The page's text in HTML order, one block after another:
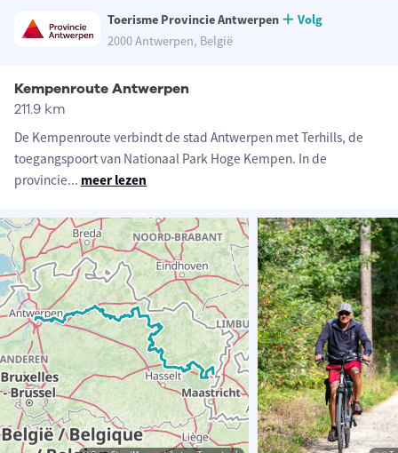
Toerisme Provincie Antwerpen
Volg
2000 Antwerpen, België
Kempenroute Antwerpen
211.9 km
De Kempenroute verbindt de stad Antwerpen met Terhills, de
toegangspoort van Nationaal Park Hoge Kempen. In de
provincie... meer lezen